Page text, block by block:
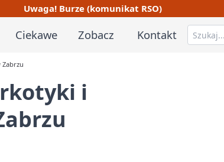
Uwaga! Burze (komunikat RSO)
Ciekawe Zobacz Kontakt
i